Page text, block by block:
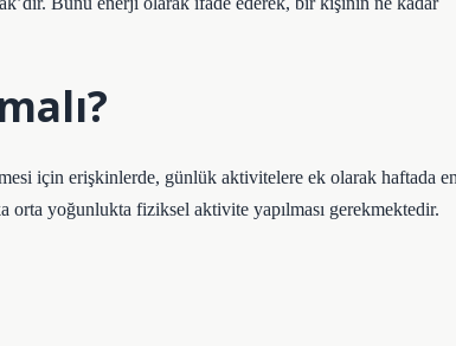
için erişkinlerde, günlük aktivitelere ek olarak haftada
yoğunlukta fiziksel aktivite yapılması gerekmektedir.